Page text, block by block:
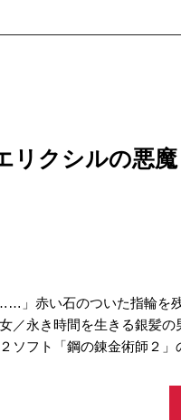
クシルの悪魔
赤い石のついた指輪を残
女／永き時間を生きる銀
ソフト「鋼の錬金術師２」